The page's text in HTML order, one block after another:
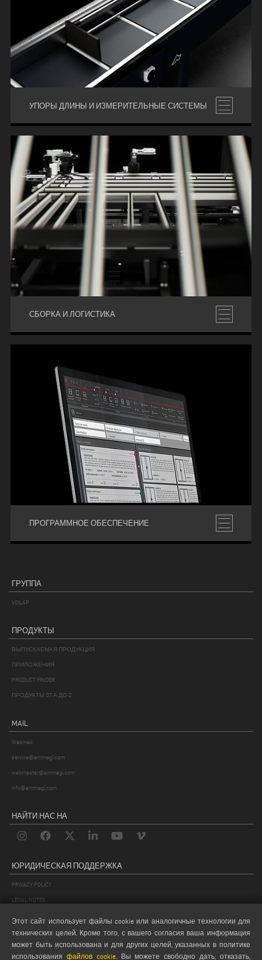
УПОРЫ ДЛИНЫ И ИЗМЕРИТЕЛЬНЫЕ СИСТЕМЫ
СБОРКА И ЛОГИСТИКА
ПРОГРАММНОЕ ОБЕСПЕЧЕНИЕ
ГРУППА
VOILÀP
ПРОДУКТЫ
ВЫПУСКАЕМАЯ ПРОДУКЦИЯ
ПРИЛОЖЕНИЯ
PRODUCT FINDER
ПРОДУКТЫ OT А ДО Z
MAIL
Webmail
service@emmegi.com
webmaster@emmegi.com
info@emmegi.com
НАЙТИ НАС НА
ЮРИДИЧЕСКАЯ ПОДДЕРЖКА
PRIVACY POLICY
LEGAL NOTES
GENERAL TERMS AND CONDITIONS OF SALE
GENERAL TERMS AND CONDITION OF DISTRIBUTION
Этот сайт использует файлы cookie или аналогичные технологии для
технических целей. Кроме того, с вашего согласия ваша информация
может быть использована и для других целей, указанных в политике
использования файлов cookie. Вы можете свободно дать, отказать,